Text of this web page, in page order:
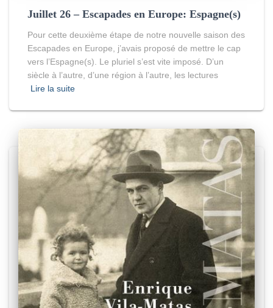
Juillet 26 – Escapades en Europe: Espagne(s)
Pour cette deuxième étape de notre nouvelle saison des
Escapades en Europe, j’avais proposé de mettre le cap
vers l’Espagne(s). Le pluriel s’est vite imposé. D’un
siècle à l’autre, d’une région à l’autre, les lectures
Lire la suite